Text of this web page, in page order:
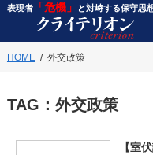
表現者「危機」 と対峙する保守思
HOME 外交政策
TAG： 外交政策
【室